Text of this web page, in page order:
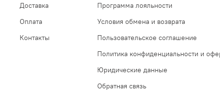
Доставка
Оплата
Контакты
Программа лояльности
Условия обмена и возврата
Пользовательское соглашение
Политика конфиденциальности и
Юридические данные
Обратная связь